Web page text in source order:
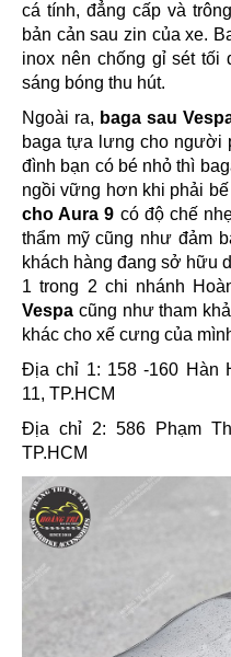
cá tính, đẳng cấp và
bản cản sau zin của xe.
inox nên chống gỉ sét
sáng bóng thu hút.
Ngoài ra, baga sau
baga tựa lưng cho người
đình bạn có bé nhỏ thì
ngồi vững hơn khi phải bế
cho Aura 9 có độ chế
thẩm mỹ cũng như đảm
khách hàng đang sở hữu
1 trong 2 chi nhánh
Vespa cũng như tham
khác cho xế cưng của
Địa chỉ 1: 158 -160 Hàn
11, TP.HCM
Địa chỉ 2: 586 Phạm
TP.HCM